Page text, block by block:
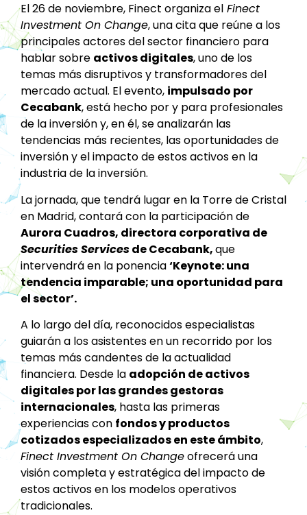
El 26 de noviembre, Finect organiza el Finect
Investment On Change, una cita que reúne a los
principales actores del sector financiero para
hablar sobre activos digitales, uno de los
temas más disruptivos y transformadores del
mercado actual. El evento, impulsado por
Cecabank, está hecho por y para profesionales
de la inversión y, en él, se analizarán las
tendencias más recientes, las oportunidades de
inversión y el impacto de estos activos en la
industria de la inversión.
La jornada, que tendrá lugar en la Torre de Cristal
en Madrid, contará con la participación de
Aurora Cuadros, directora corporativa de
Securities Servicesde Cecabank,que
intervendrá en la ponencia‘Keynote: una
tendencia imparable; una oportunidad para
el sector’.
A lo largo del día, reconocidos especialistas
guiarán a los asistentes en un recorrido por los
temas más candentes de la actualidad
financiera. Desde la adopción de activos
digitales por las grandes gestoras
internacionales, hasta las primeras
experiencias con fondos y productos
cotizados especializados en este ámbito,
Finect Investment On Changeofrecerá una
visión completa y estratégica del impacto de
estos activos en los modelos operativos
tradicionales.